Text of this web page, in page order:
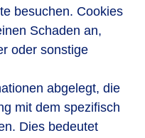
besuchen. Cookies
Schaden an,
oder sonstige
abgelegt, die
mit dem spezifisch
Dies bedeutet